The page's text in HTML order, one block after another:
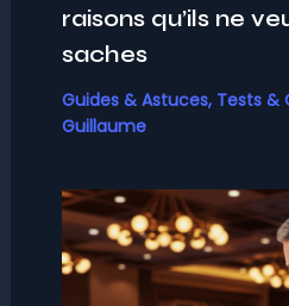
raisons qu’ils ne
saches
Guides & Astuces, Tests &
Guillaume